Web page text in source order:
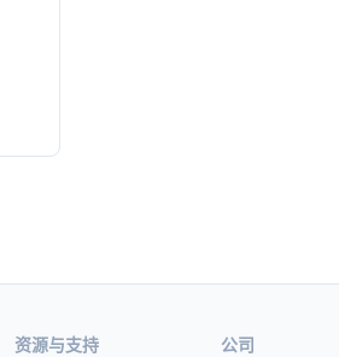
资源与支持
公司